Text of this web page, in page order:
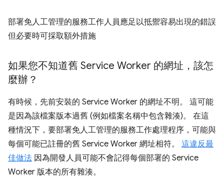
部署免人工管理的服務工作人員應足以抵禦容易出現的錯誤
但必要時可採取額外措施
如果您不知道舊 Service Worker 的網址，該怎
麼辦？
有時候，先前安裝的 Service Worker 的網址不明。 這可能
是因為該檔案版本過舊 (例如檔案名稱中包含雜湊)。 在這
種情況下，要部署免人工管理的服務工作處理程序，可能與
每個可能已註冊的舊 Service Worker 網址相符。 這違反最
佳做法 因為開發人員可能不會記得每個部署的 Service
Worker 版本的所有雜湊。